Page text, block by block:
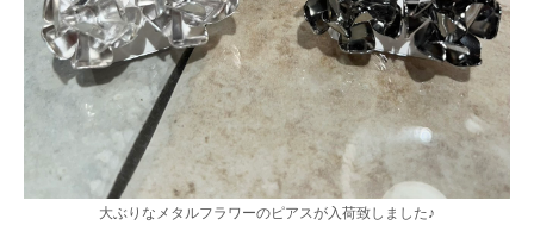
大ぶりなメタルフラワーのピアスが入荷致しました♪